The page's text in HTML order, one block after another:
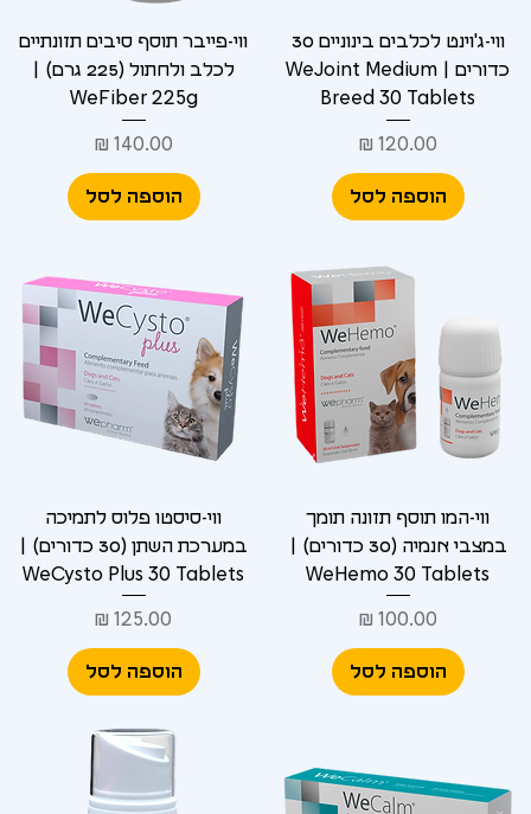
ווי-ג'וינט לכלבים בינוניים 30
כדורים | WeJoint Medium
Breed 30 Tablets
מחיר
הוספה לסל
ווי-פייבר תוסף סיבים תזונתיים
לכלב ולחתול (225 גרם) |
WeFiber 225g
מחיר
הוספה לסל
ווי-המו תוסף תזונה תומך
במצבי אנמיה (30 כדורים) |
WeHemo 30 Tablets
מחיר
הוספה לסל
ווי-סיסטו פלוס לתמיכה
במערכת השתן (30 כדורים) |
WeCysto Plus 30 Tablets
מחיר
הוספה לסל